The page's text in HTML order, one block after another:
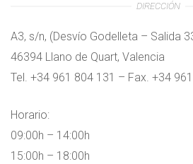
DIRECCIÓN
A3, s/n, (Desvío Godelleta – Salida
46394 Llano de Quart, Valencia
Tel. +34 961 804 131 – Fax. +34
Horario:
09:00h – 14:00h
15:00h – 18:00h